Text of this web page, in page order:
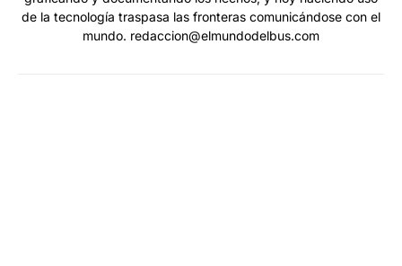
de la tecnología traspasa las fronteras comunicándose con el
mundo. redaccion@elmundodelbus.com